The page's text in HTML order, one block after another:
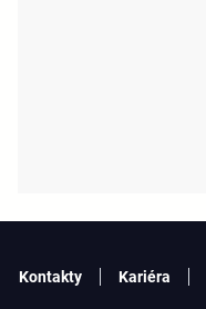
Kontakty Kariéra